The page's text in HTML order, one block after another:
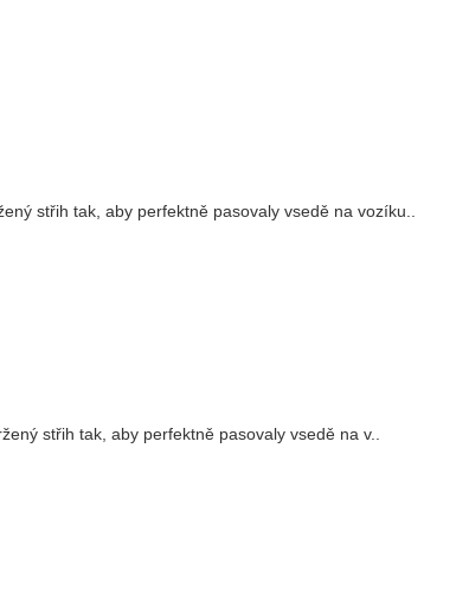
střih tak, aby perfektně pasovaly vsedě na vozíku..
střih tak, aby perfektně pasovaly vsedě na v..